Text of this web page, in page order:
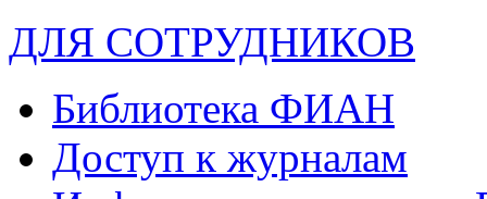
ДЛЯ СОТРУДНИКОВ
Библиотека ФИАН
Доступ к журналам